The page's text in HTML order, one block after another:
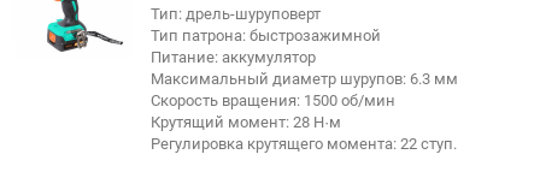
Тип: дрель-шуруповерт
Тип патрона: быстрозажимной
Питание: аккумулятор
Максимальный диаметр шурупов: 6.3 мм
Скорость вращения: 1500 об/мин
Крутящий момент: 28 Н·м
Регулировка крутящего момента: 22 ступ.